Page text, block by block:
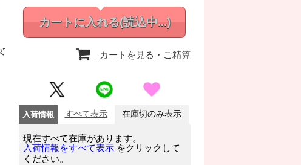
カートに入れる(読込中...)
カートを見る ・ご精算
入荷情報 すべて表示 在庫切のみ表示
現在すべて在庫があります。
入荷情報をすべて表示 をクリックして
ください。